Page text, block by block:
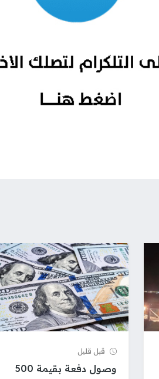
قبل قلیل
وصول دفعة بقيمة 500